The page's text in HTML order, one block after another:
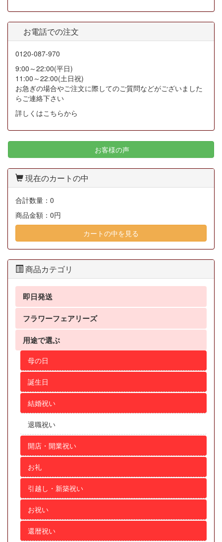
お電話での注文
0120-087-970
9:00～22:00(平日)
11:00～22:00(土日祝)
お急ぎの場合やご注文に際してのご質問などがございました
らご連絡下さい
詳しくはこちらから
お客様の声
現在のカートの中
合計数量： 0
商品金額： 0円
カートの中を見る
商品カテゴリ
即日発送
フラワーフェアリーズ
用途で選ぶ
母の日
誕生日
結婚祝い
退職祝い
開店・開業祝い
お礼
引越し・新築祝い
お祝い
還暦祝い